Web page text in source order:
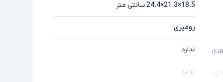
18.5×21.3×24.4 سانتی‌ متر
رومیزی
ندارد
ندارد